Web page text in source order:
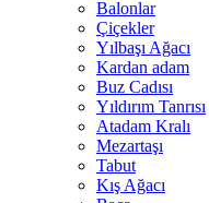
Balonlar
Çiçekler
Yılbaşı Ağacı
Kardan adam
Buz Cadısı
Yıldırım Tanrısı
Atadam Kralı
Mezartaşı
Tabut
Kış Ağacı